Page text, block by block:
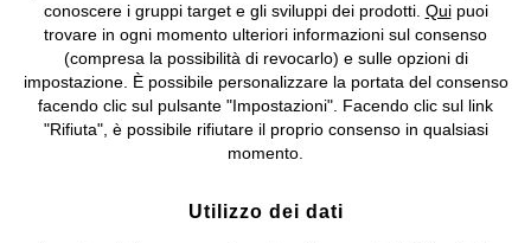
©2026 bonprix.Tutti i diritti riservati.
bonprix S.r.l. con socio unico, sede legale: via Adua 33 - 13855
Valdengo (BI) C.F. 01510910027 - P.I. 01939830020, Reg. Imprese di
Biella n. 01510910027, R.E.A. BI - 171345, N. Reg. Pile:
IT09060P00000858, N. Reg. AEE: IT08020000002105 Capitale
Sociale: euro 1.000.000 i.v, Società soggetta all'attività di direzione
e coordinamento di bonprix Beteiligungs -Verwaltungsgesellschaft
conoscere i gruppi target e gli sviluppi dei prodotti. Quipuoi
trovare in ogni momento ulteriori informazioni sul consenso
(compresa la possibilità di revocarlo) e sulle opzioni di
impostazione. È possibile personalizzare la portata del consenso
facendo clic sul pulsante "Impostazioni". Facendo clic sul link
"Rifiuta", è possibile rifiutare il proprio consenso in qualsiasi
momento.
Utilizzo dei dati